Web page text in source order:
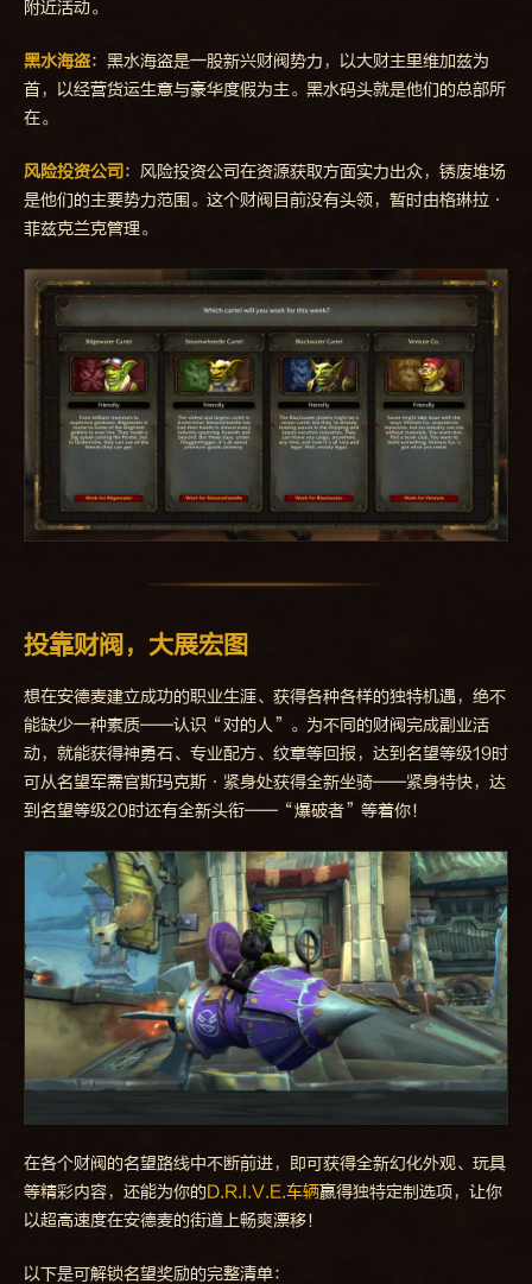
附近活动。
黑水海盗：黑水海盗是一股新兴财阀势力，以大财主里维加兹为
首，以经营货运生意与豪华度假为主。黑水码头就是他们的总部所
在。
风险投资公司 ：风险投资公司在资源获取方面实力出众，锈废堆场
是他们的主要势力范围。这个财阀目前没有头领，暂时由格琳拉·
菲兹克兰克管理。
投靠财阀，大展宏图
想在安德麦建立成功的职业生涯、获得各种各样的独特机遇，绝不
能缺少一种素质——认识“对的人”。为不同的财阀完成副业活
动，就能获得神勇石、专业配方、纹章等回报，达到名望等级19时
可从名望军需官斯玛克斯·紧身处获得全新坐骑——紧身特快，达
到名望等级20时还有全新头衔——“爆破者”等着你！
在各个财阀的名望路线中不断前进，即可获得全新幻化外观、玩具
等精彩内容，还能为你的D.R.I.V.E.车辆赢得独特定制选项，让你
以超高速度在安德麦的街道上畅爽漂移！
以下是可解锁名望奖励的完整清单：